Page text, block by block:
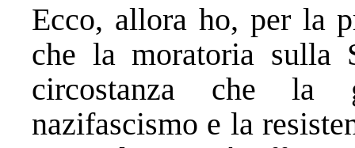
Ecco, allora ho, per la
che la moratoria sulla
circostanza che la
nazifascismo e la